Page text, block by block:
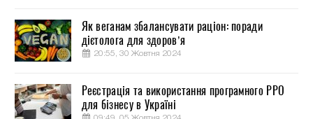
Як веганам збалансувати раціон: поради
дієтолога для здоров’я
20:55, 30 Жовтня 2024
Реєстрація та використання програмного РРО
для бізнесу в Україні